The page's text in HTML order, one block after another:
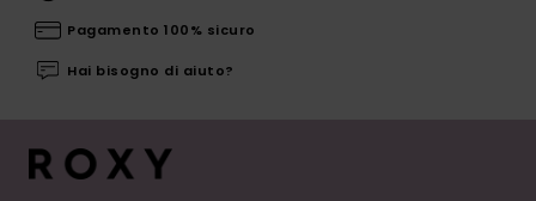
Pagamento 100% sicuro
Hai bisogno di aiuto?